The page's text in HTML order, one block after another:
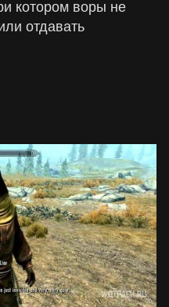
котором воры не
отдавать